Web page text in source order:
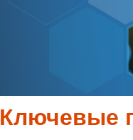
Ключевые